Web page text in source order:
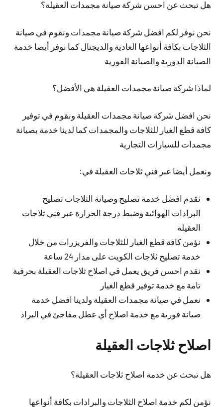
هل تبحث عن احسن شركة صيانة مجمدات العقيلة؟
نحن نوفر لكم افضل شركة صيانة مجمدات ونقوم في صيانة
الثلاجات بكافة أنواعها العادية والديجتال كما نوفر أيضا خدمة
الصيانة الدورية والصيانة الفورية
لماذا شركة صيانة مجمدات العقيلة هي الأفضل؟
نحن افضل شركة صيانة مجمدات العقيلة ونقوم في توفير
كافة قطع الغيار للثلاجات والمجمدات كما لدينا خدمة بصيانة
مجمدات للسيارات التجارية
ونعمل أيضا عبر فني ثلاجات العقيلة في:
نقدم افضل خدمة تصليح وصيانة الثلاجات تصليح
البرادات الهوائية وضبط درجة الحرارة عبر فني ثلاجات
العقيلة
نؤمن كافة قطع الغيار للثلاجات والفريزرات من خلال
خدمة تصليح ثلاجات الكويت على مدار 24 ساعة
نقدم احسن فريق يعمل قي اصلاح ثلاجات العقيلة بحرفية
تامة مع خدمة توفير قطع الغيار
نعمل في صيانة مجمدات العقيلة ولدينا افضل خدمة
صيانة فورية مع خدمة اصلاح أي عطل مفاجئ في البراد
اصلاح ثلاجات العقيلة
هل تبحث عن خدمة اصلاح ثلاجات العقيلة؟
نؤمن لكم خدمة اصلاح الثلاجات والبرادات بكافة أنواعها